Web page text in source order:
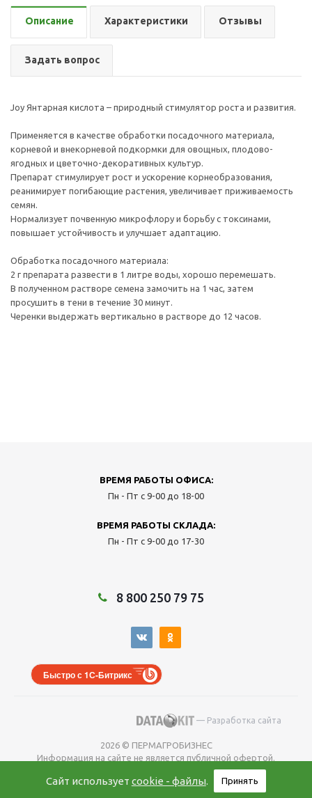
Описание Характеристики Отзывы
Задать вопрос
Joy Янтарная кислота – природный стимулятор роста и развития.
Применяется в качестве обработки посадочного материала,
корневой и внекорневой подкормки для овощных, плодово-
ягодных и цветочно-декоративных культур.
Препарат стимулирует рост и ускорение корнеобразования,
реанимирует погибающие растения, увеличивает приживаемость
семян.
Нормализует почвенную микрофлору и борьбу с токсинами,
повышает устойчивость и улучшает адаптацию.
Обработка посадочного материала:
2 г препарата развести в 1 литре воды, хорошо перемешать.
В полученном растворе семена замочить на 1 час, затем
просушить в тени в течение 30 минут.
Черенки выдержать вертикально в растворе до 12 часов.
ВРЕМЯ РАБОТЫ ОФИСА:
Пн - Пт с 9-00 до 18-00
ВРЕМЯ РАБОТЫ СКЛАДА:
Пн - Пт с 9-00 до 17-30
8 800 250 79 75
Быстро с 1С-Битрикс
— Разработка сайта
2026 © ПЕРМАГРОБИЗНЕС
Информация на сайте не является публичной офертой.
цену уточняйте у менеджера во время оформления заказа
Сайт использует cookie - файлы. Принять